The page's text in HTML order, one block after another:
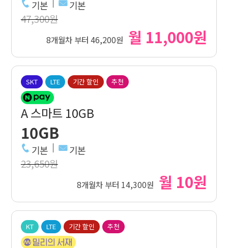
기본 기본
47,300원
8개월차 부터 46,200원 월 11,000원
SKT LTE 기간 할인 추천
A 스마트 10GB
10GB
기본 기본
23,650원
8개월차 부터 14,300원 월 10원
KT LTE 기간 할인 추천